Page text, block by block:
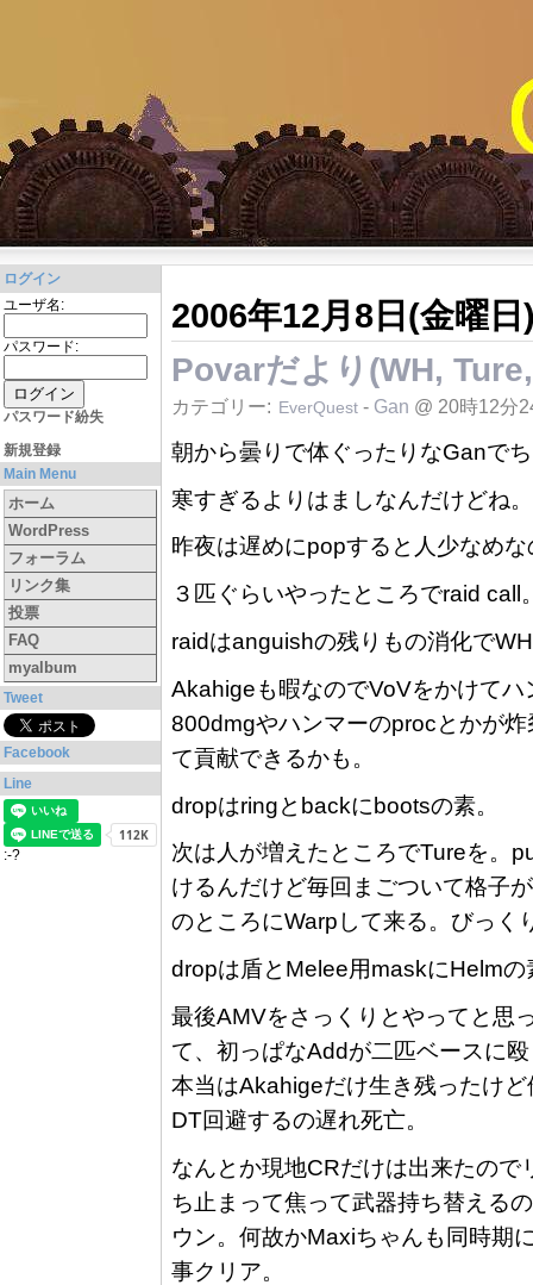
ログイン
ユーザ名:
パスワード:
パスワード紛失
新規登録
Main Menu
ホーム
WordPress
フォーラム
リンク集
投票
FAQ
myalbum
Tweet
Facebook
Line
:-?
2006年12月8日(金曜日
Povarだより(WH,
カテゴリー: EverQuest - Gan @ 20時12分
朝から曇りで体ぐったりなGanでち
寒すぎるよりはましなんだけどね。
昨夜は遅めにpopすると人少なめ
３匹ぐらいやったところでraid call
raidはanguishの残りもの消化で
Akahigeも暇なのでVoVをかけて
800dmgやハンマーのprocとかが
て貢献できるかも。
dropはringとbackにbootsの素。
次は人が増えたところでTureを。
けるんだけど毎回まごついて格子
のところにWarpして来る。びっく
dropは盾とMelee用maskにHelm
最後AMVをさっくりとやってと思
て、初っぱなAddが二匹ベースに
本当はAkahigeだけ生き残ったけ
DT回避するの遅れ死亡。
なんとか現地CRだけは出来たの
ち止まって焦って武器持ち替える
ウン。何故かMaxiちゃんも同時期
事クリア。